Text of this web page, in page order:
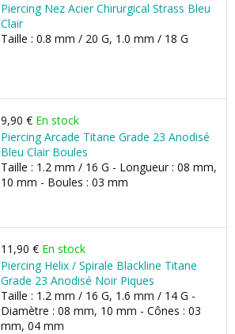
Piercing Nez Acier Chirurgical Strass Bleu
Clair
Taille : 0.8 mm / 20 G, 1.0 mm / 18 G
9,90 € En stock
Piercing Arcade Titane Grade 23 Anodisé
Bleu Clair Boules
Taille : 1.2 mm / 16 G - Longueur : 08 mm,
10 mm - Boules : 03 mm
11,90 € En stock
Piercing Helix / Spirale Blackline Titane
Grade 23 Anodisé Noir Piques
Taille : 1.2 mm / 16 G, 1.6 mm / 14 G -
Diamètre : 08 mm, 10 mm - Cônes : 03
mm, 04 mm